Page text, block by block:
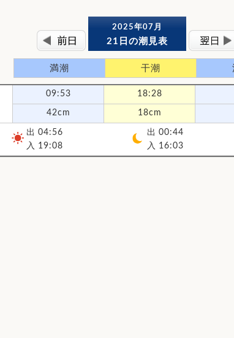
2025年07月
21日の潮見表
満潮
干潮
09:53 18:28
42cm
18cm
出 04:56
入 19:08
出 00:44
入 16:03